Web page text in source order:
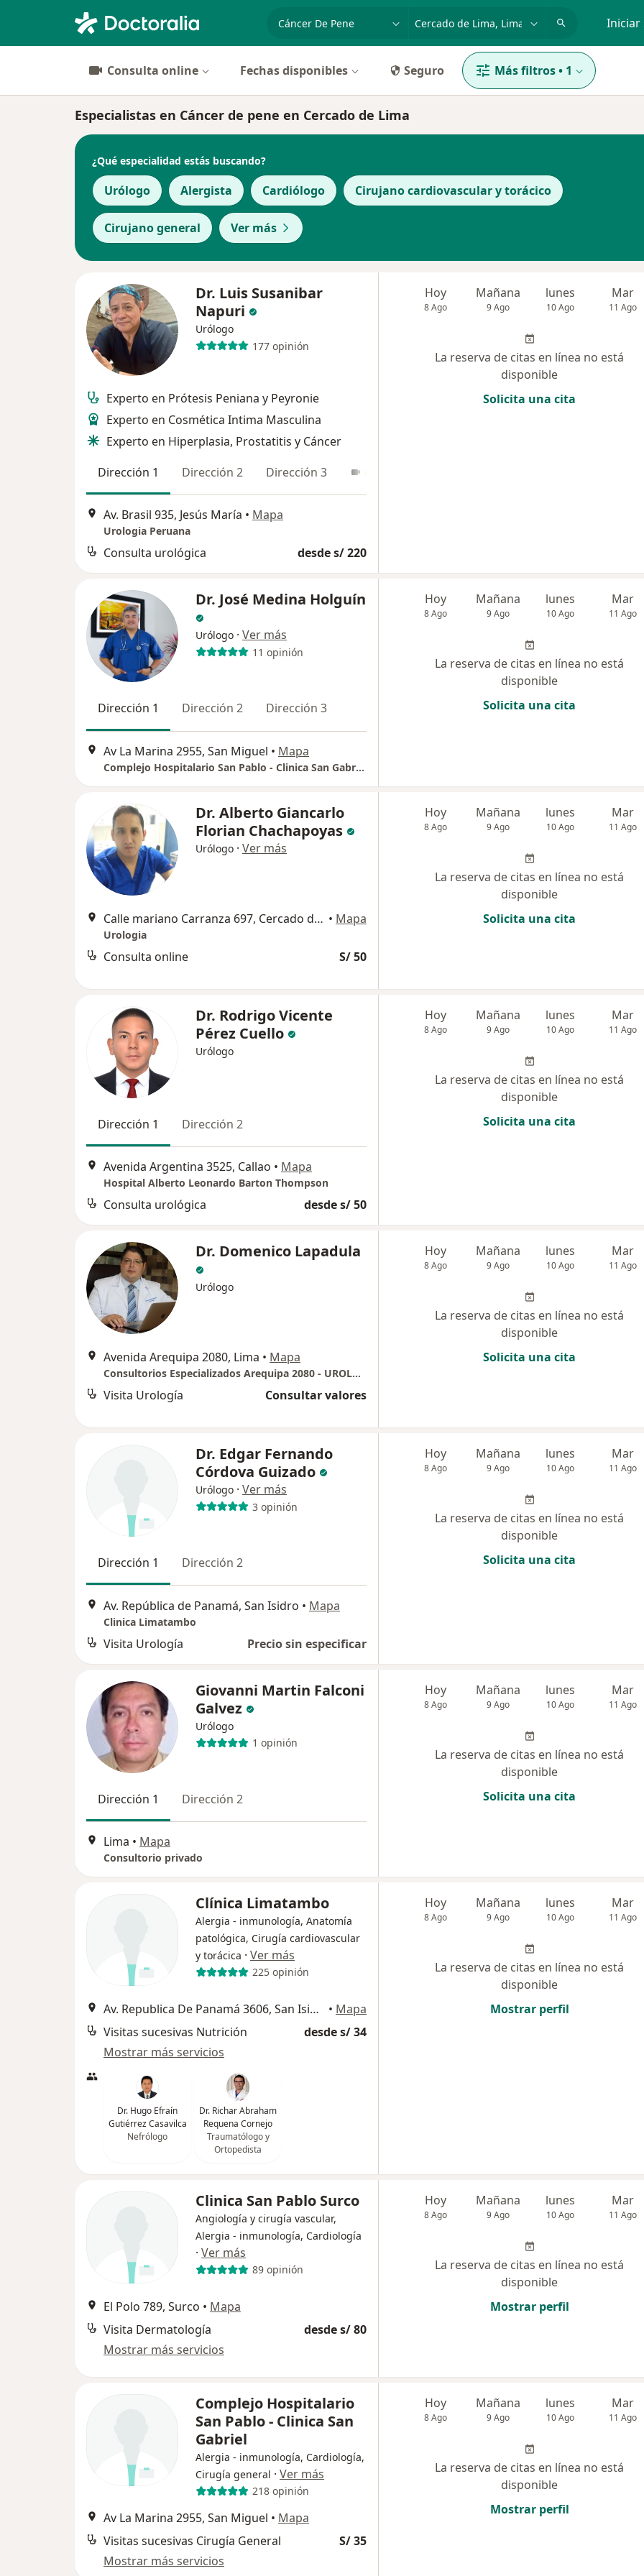
especialidad, enfermedad o nombre Iniciar
Consulta online Fechas disponibles Seguro Más filtros• 1
Especialistas en Cáncer de pene en Cercado de Lima
¿Qué especialidad estás buscando?
Urólogo Alergista Cardiólogo Cirujano cardiovascular y torácico
Cirujano general Ver más
Dr. Luis Susanibar
Napuri
Urólogo
177 opinión
Experto en Prótesis Peniana y Peyronie
Experto en Cosmética Intima Masculina
Experto en Hiperplasia, Prostatitis y Cáncer
Dirección 1
Dirección 2 Dirección 3
Av. Brasil 935, Jesús María • Mapa
Urologia Peruana
Consulta urológica desde s/ 220
Hoy
8 Ago
Mañana
9 Ago
lunes
10 Ago
Mar
11 Ago
La reserva de citas en línea no está
disponible
Solicita una cita
Dr. José Medina Holguín
Urólogo · Ver más
11 opinión
Dirección 1 Dirección 2 Dirección 3
Av La Marina 2955, San Miguel • Mapa
Complejo Hospitalario San Pablo - Clinica San Gabriel
Hoy
8 Ago
Mañana
9 Ago
lunes
10 Ago
Mar
11 Ago
La reserva de citas en línea no está
disponible
Solicita una cita
Dr. Alberto Giancarlo
Florian Chachapoyas
Urólogo · Ver más
Calle mariano Carranza 697, Cercado de Lima • Mapa
Urologia
Consulta online S/ 50
Hoy
8 Ago
Mañana
9 Ago
lunes
10 Ago
Mar
11 Ago
La reserva de citas en línea no está
disponible
Solicita una cita
Dr. Rodrigo Vicente
Pérez Cuello
Urólogo
Dirección 1 Dirección 2
Avenida Argentina 3525, Callao • Mapa
Hospital Alberto Leonardo Barton Thompson
Consulta urológica desde s/ 50
Hoy
8 Ago
Mañana
9 Ago
lunes
10 Ago
Mar
11 Ago
La reserva de citas en línea no está
disponible
Solicita una cita
Dr. Domenico Lapadula
Urólogo
Avenida Arequipa 2080, Lima • Mapa
Consultorios Especializados Arequipa 2080 - UROLOGIA
Visita Urología Consultar valores
Hoy
8 Ago
Mañana
9 Ago
lunes
10 Ago
Mar
11 Ago
La reserva de citas en línea no está
disponible
Solicita una cita
Dr. Edgar Fernando
Córdova Guizado
Urólogo · Ver más
3 opinión
Dirección 1 Dirección 2
Av. República de Panamá, San Isidro • Mapa
Clinica Limatambo
Visita Urología Precio sin especificar
Hoy
8 Ago
Mañana
9 Ago
lunes
10 Ago
Mar
11 Ago
La reserva de citas en línea no está
disponible
Solicita una cita
Giovanni Martin Falconi
Galvez
Urólogo
1 opinión
Dirección 1 Dirección 2
Lima • Mapa
Consultorio privado
Hoy
8 Ago
Mañana
9 Ago
lunes
10 Ago
Mar
11 Ago
La reserva de citas en línea no está
disponible
Solicita una cita
Clínica Limatambo
Alergia - inmunología, Anatomía
patológica, Cirugía cardiovascular
y torácica · Ver más
225 opinión
Av. Republica De Panamá 3606, San Isidro • Mapa
Visitas sucesivas Nutrición
desde s/ 34
Mostrar más servicios
Dr. Hugo Efraín
Gutiérrez Casavilca
Nefrólogo
Dr. Richar Abraham
Requena Cornejo
Traumatólogo y
Ortopedista
Hoy
8 Ago
Mañana
9 Ago
lunes
10 Ago
Mar
11 Ago
La reserva de citas en línea no está
disponible
Mostrar perfil
Clinica San Pablo Surco
Angiología y cirugía vascular,
Alergia - inmunología, Cardiología
· Ver más
89 opinión
El Polo 789, Surco • Mapa
Visita Dermatología
desde s/ 80
Mostrar más servicios
Hoy
8 Ago
Mañana
9 Ago
lunes
10 Ago
Mar
11 Ago
La reserva de citas en línea no está
disponible
Mostrar perfil
Complejo Hospitalario
San Pablo - Clinica San
Gabriel
Alergia - inmunología, Cardiología,
Cirugía general · Ver más
218 opinión
Av La Marina 2955, San Miguel • Mapa
Visitas sucesivas Cirugía General
S/ 35
Mostrar más servicios
Hoy
8 Ago
Mañana
9 Ago
lunes
10 Ago
Mar
11 Ago
La reserva de citas en línea no está
disponible
Mostrar perfil